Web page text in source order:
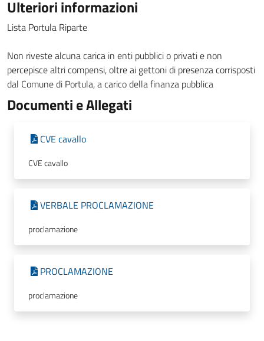
Ulteriori informazioni
Lista Portula Riparte
Non riveste alcuna carica in enti pubblici o privati e non
percepisce altri compensi, oltre ai gettoni di presenza corrisposti
dal Comune di Portula, a carico della finanza pubblica
Documenti e Allegati
CVE cavallo
CVE cavallo
VERBALE PROCLAMAZIONE
proclamazione
PROCLAMAZIONE
proclamazione